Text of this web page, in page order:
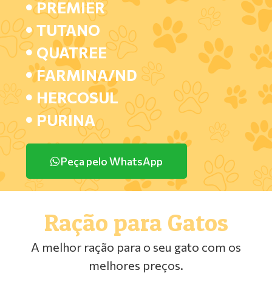
PREMIER
TUTANO
QUATREE
FARMINA/ND
HERCOSUL
PURINA
Peça pelo WhatsApp
Ração para Gatos
A melhor ração para o seu gato com os
melhores preços.